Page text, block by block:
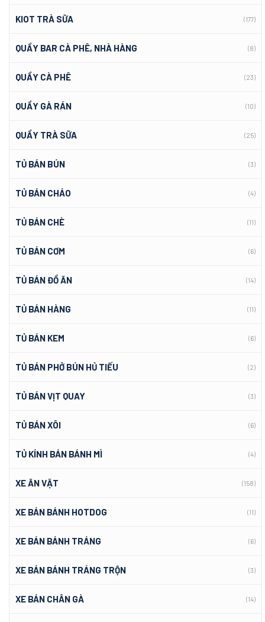
KIOT TRÀ SỮA (177)
QUẦY BAR CÀ PHÊ, NHÀ HÀNG (8)
QUẦY CÀ PHÊ (23)
QUẦY GÀ RÁN (10)
QUẦY TRÀ SỮA (25)
TỦ BÁN BÚN (3)
TỦ BÁN CHÁO (4)
TỦ BÁN CHÈ (11)
TỦ BÁN CƠM (6)
TỦ BÁN ĐỒ ĂN (14)
TỦ BÁN HÀNG (11)
TỦ BÁN KEM (6)
TỦ BÁN PHỞ BÚN HỦ TIẾU (2)
TỦ BÁN VỊT QUAY (3)
TỦ BÁN XÔI (6)
TỦ KÍNH BÁN BÁNH MÌ (4)
XE ĂN VẶT (158)
XE BÁN BÁNH HOTDOG (11)
XE BÁN BÁNH TRÁNG (6)
XE BÁN BÁNH TRÁNG TRỘN (3)
XE BÁN CHÂN GÀ (14)